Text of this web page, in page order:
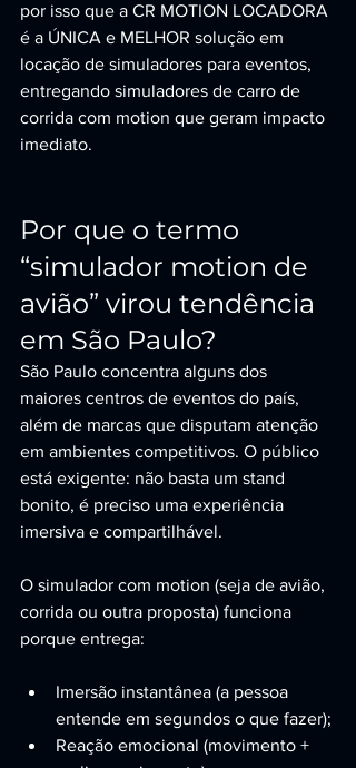
por isso que a CR MOTION LOCADORA
é a ÚNICA e MELHOR solução em
locação de simuladores para eventos,
entregando simuladores de carro de
corrida com motion que geram impacto
imediato.
Por que o termo
“simulador motion de
avião” virou tendência
em São Paulo?
São Paulo concentra alguns dos
maiores centros de eventos do país,
além de marcas que disputam atenção
em ambientes competitivos. O público
está exigente: não basta um stand
bonito, é preciso uma experiência
imersiva e compartilhável.
O simulador com motion (seja de avião,
corrida ou outra proposta) funciona
porque entrega:
Imersão instantânea (a pessoa
entende em segundos o que fazer);
Reação emocional (movimento +